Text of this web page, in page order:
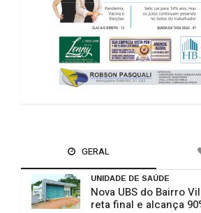
GERAL
UNIDADE DE SAÚDE
Nova UBS do Bairro
reta final e alcança